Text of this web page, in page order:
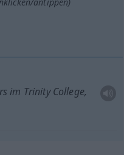
im Trinity College,